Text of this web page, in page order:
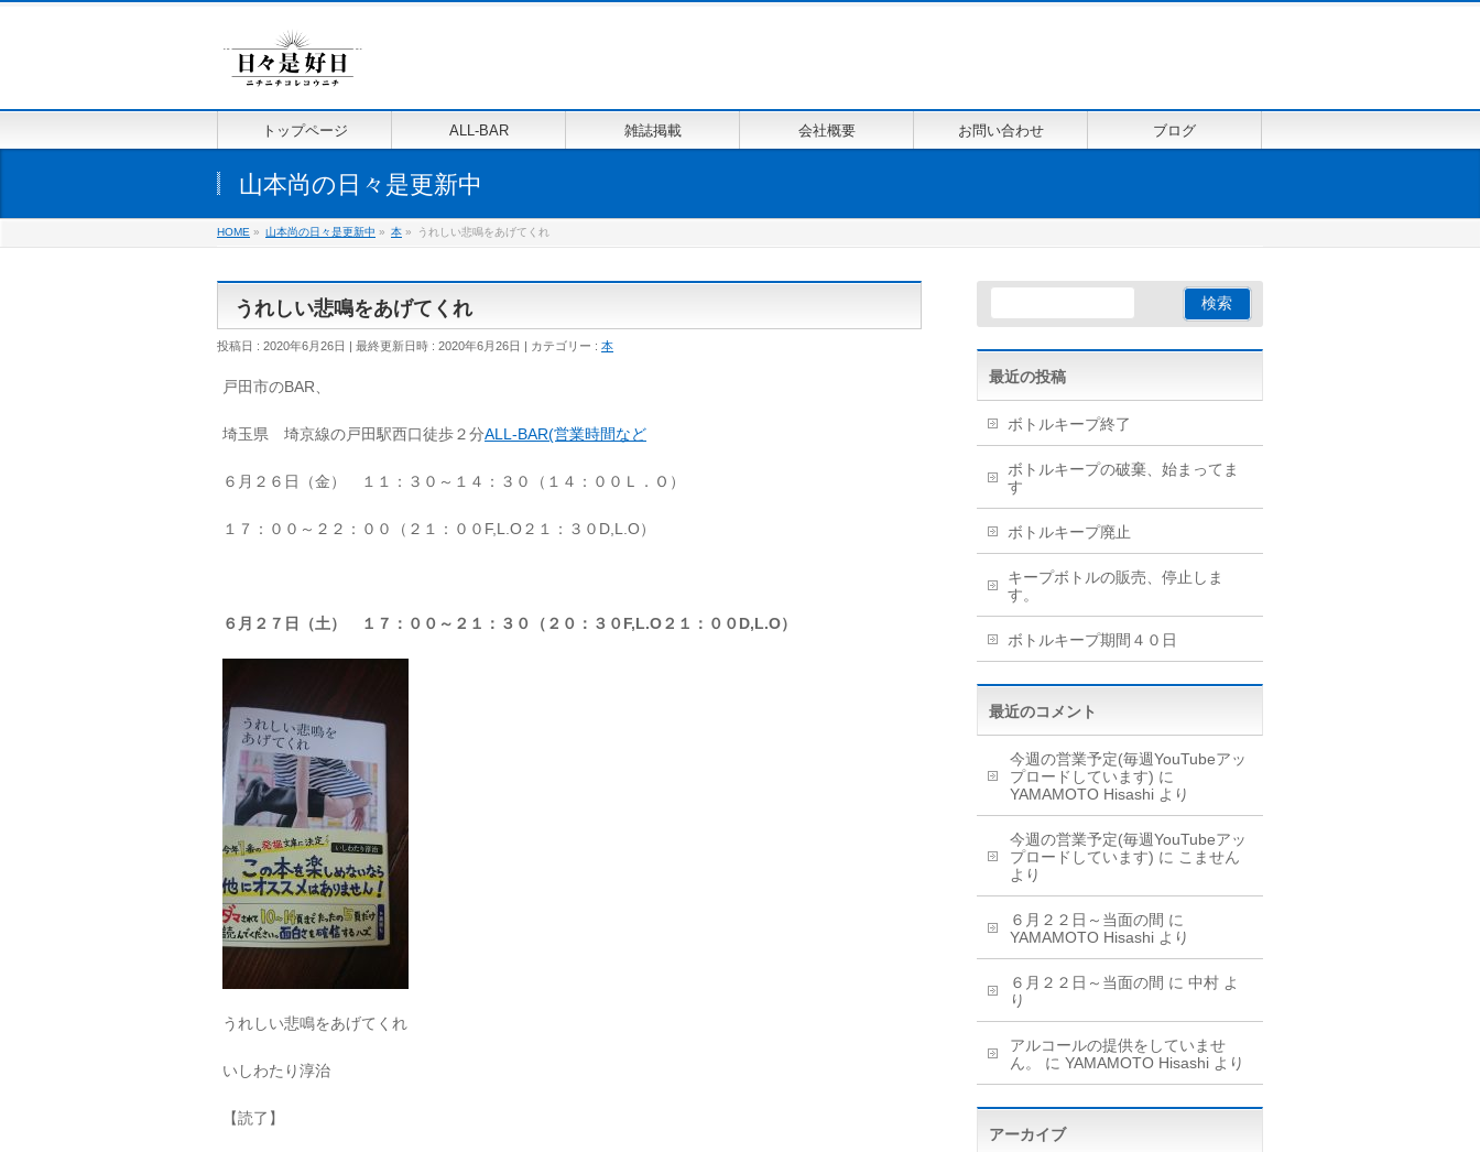
トップページ ALL-BAR 雑誌掲載 会社概要 お問い合わせ ブログ
山本尚の日々是更新中
HOME » 山本尚の日々是更新中 » 本 » うれしい悲鳴をあげてくれ
うれしい悲鳴をあげてくれ
投稿日 : 2020年6月26日 最終更新日時 : 2020年6月26日 カテゴリー : 本
戸田市のBAR、
埼玉県 埼京線の戸田駅西口徒歩２分ALL-BAR(営業時間など
６月２６日（金） １１：３０～１４：３０（１４：００Ｌ．Ｏ）
１７：００～２２：００（２１：００F,L.O２１：３０D,L.O）
６月２７日（土） １７：００～２１：３０（２０：３０F,L.O２１：００D,L.O）
うれしい悲鳴をあげてくれ
いしわたり淳治
【読了】
最近の投稿
ボトルキープ終了
ボトルキープの破棄、始まってま
す
ボトルキープ廃止
キープボトルの販売、停止しま
す。
ボトルキープ期間４０日
最近のコメント
今週の営業予定(毎週YouTubeアッ
プロードしています) に
YAMAMOTO Hisashi より
今週の営業予定(毎週YouTubeアッ
プロードしています) に こません
より
６月２２日～当面の間 に
YAMAMOTO Hisashi より
６月２２日～当面の間 に 中村 よ
り
アルコールの提供をしていませ
ん。
に YAMAMOTO Hisashi より
アーカイブ